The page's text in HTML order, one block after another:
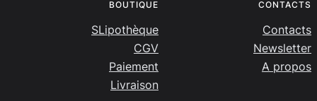
BOUTIQUE
SLipothèque
CGV
Paiement
Livraison
CONTACTS
Contacts
Newsletter
A propos